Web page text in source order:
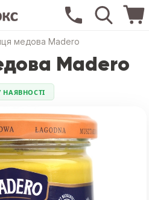
медова Madero
Madero
НАЯВНОСТІ